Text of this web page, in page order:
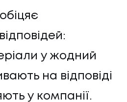
у жодний
на відповіді
у компанії.